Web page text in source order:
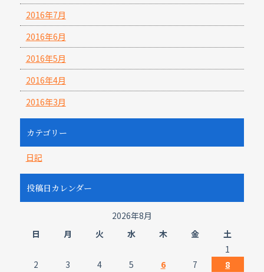
2016年7月
2016年6月
2016年5月
2016年4月
2016年3月
カテゴリー
日記
投稿日カレンダー
2026年8月
日
月 火 水 木 金 土
1
2
3 4 5 6 7
8